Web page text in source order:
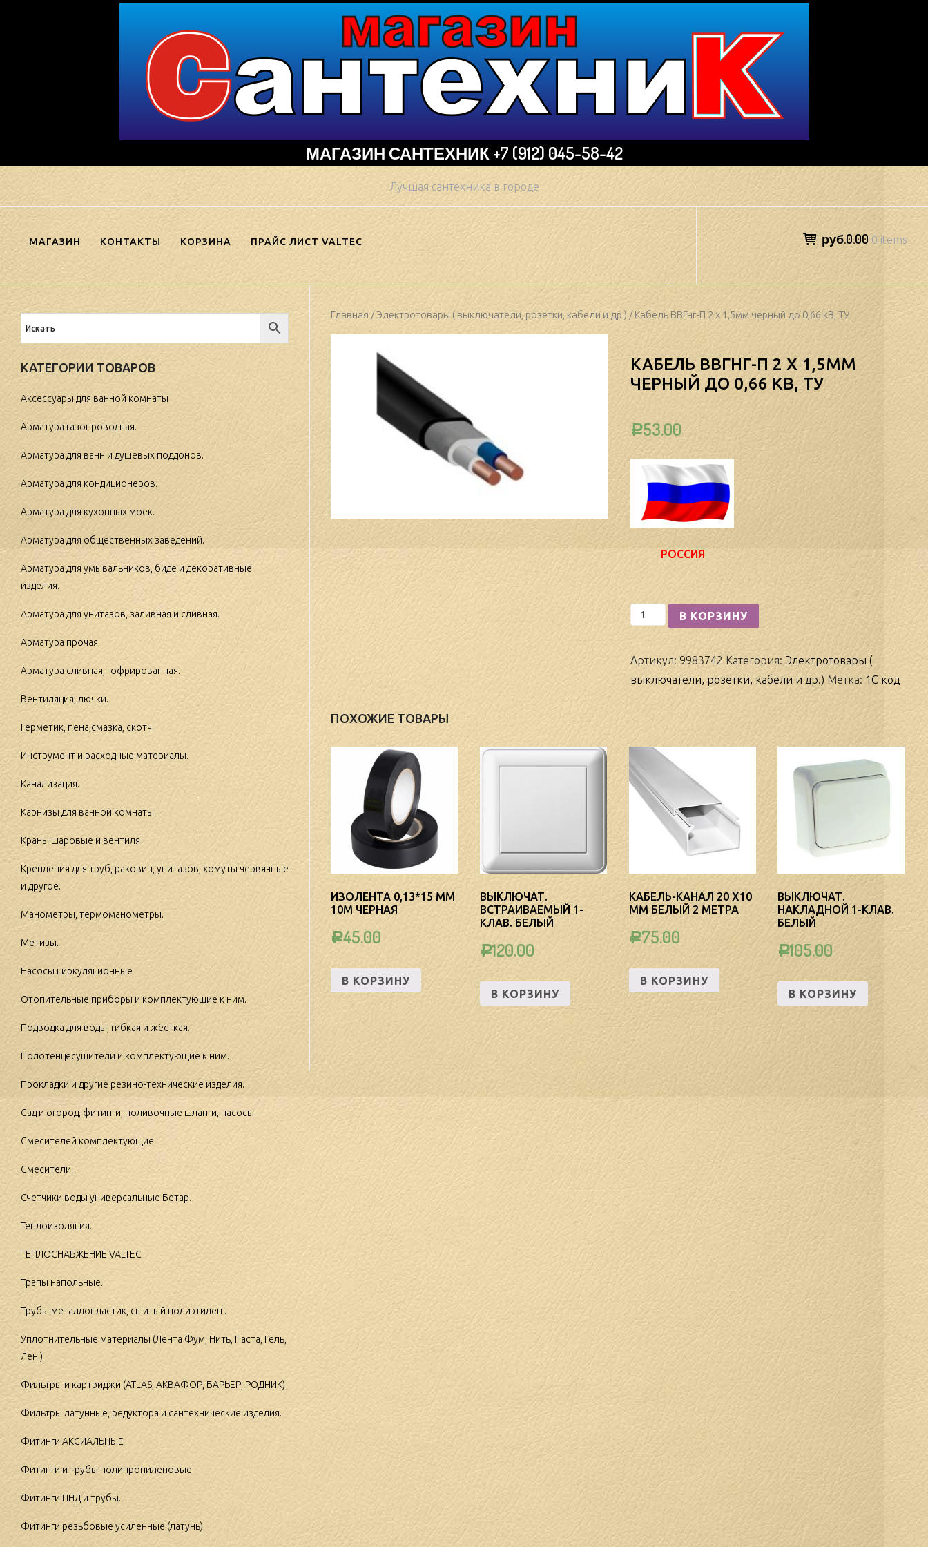
МАГАЗИН САНТЕХНИК +7 (912) 045-58-42
Лучшая сантехника в городе
МАГАЗИН КОНТАКТЫ КОРЗИНА ПРАЙС ЛИСТ VALTEC руб.0.00 0 items
Главная /Электротовары ( выключатели, розетки, кабели и др.) / Кабель ВВГнг-П 2 х 1,5мм черный до 0,66 кВ, ТУ
КАБЕЛЬ ВВГНГ-П 2 Х 1,5ММ
ЧЕРНЫЙ ДО 0,66 КВ, ТУ
Р53.00
РОССИЯ
Количество
Кабель
ВВГнг-
1,5мм
черный
до
0,66
кВ,
В КОРЗИНУ
Артикул:9983742 Категория:Электротовары (
выключатели, розетки, кабели и др.) Метка:1С код
ПОХОЖИЕ ТОВАРЫ
ИЗОЛЕНТА 0,13*15 ММ
10М ЧЕРНАЯ
Р45.00
В КОРЗИНУ
ВЫКЛЮЧАТ.
ВСТРАИВАЕМЫЙ 1-
КЛАВ. БЕЛЫЙ
Р120.00
В КОРЗИНУ
КАБЕЛЬ-КАНАЛ 20 Х10
ММ БЕЛЫЙ 2 МЕТРА
Р75.00
В КОРЗИНУ
ВЫКЛЮЧАТ.
НАКЛАДНОЙ 1-КЛАВ.
БЕЛЫЙ
Р105.00
В КОРЗИНУ
КАТЕГОРИИ ТОВАРОВ
Аксессуары для ванной комнаты
Арматура газопроводная.
Арматура для ванн и душевых поддонов.
Арматура для кондиционеров.
Арматура для кухонных моек.
Арматура для общественных заведений.
Арматура для умывальников, биде и декоративные
изделия.
Арматура для унитазов, заливная и сливная.
Арматура прочая.
Арматура сливная, гофрированная.
Вентиляция, лючки.
Герметик, пена,смазка, скотч.
Инструмент и расходные материалы.
Канализация.
Карнизы для ванной комнаты.
Краны шаровые и вентиля
Крепления для труб, раковин, унитазов, хомуты червячные
и другое.
Манометры, термоманометры.
Метизы.
Насосы циркуляционные
Отопительные приборы и комплектующие к ним.
Подводка для воды, гибкая и жёсткая.
Полотенцесушители и комплектующие к ним.
Прокладки и другие резино-технические изделия.
Сад и огород, фитинги, поливочные шланги, насосы.
Смесителей комплектующие
Смесители.
Счетчики воды универсальные Бетар.
Теплоизоляция.
ТЕПЛОСНАБЖЕНИЕ VALTEC
Трапы напольные.
Трубы металлопластик, сшитый полиэтилен .
Уплотнительные материалы (Лента Фум, Нить, Паста, Гель,
Лен.)
Фильтры и картриджи (ATLAS, АКВАФОР, БАРЬЕР, РОДНИК)
Фильтры латунные, редуктора и сантехнические изделия.
Фитинги АКСИАЛЬНЫЕ
Фитинги и трубы полипропиленовые
Фитинги ПНД и трубы.
Фитинги резьбовые усиленные (латунь).